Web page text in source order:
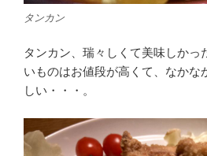
タンカン
タンカン、瑞々しくて美味しかっ
いものはお値段が高くて、なかな
しい・・・。